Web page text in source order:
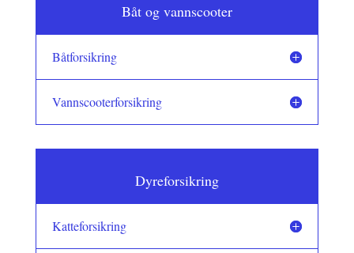
Båt og vannscooter
Båtforsikring
Vannscooterforsikring
Dyreforsikring
Katteforsikring